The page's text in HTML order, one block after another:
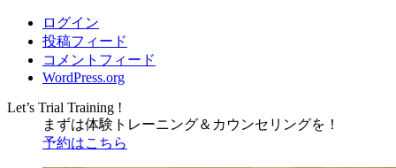
ログイン
投稿フィード
コメントフィード
WordPress.org
Let’s Trial Training !
まずは体験トレーニング＆ カウンセリングを！
予約はこちら